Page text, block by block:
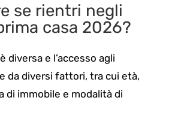
se rientri negli
casa 2026?
diversa e l’accesso agli
da diversi fattori, tra cui età,
di immobile e modalità di